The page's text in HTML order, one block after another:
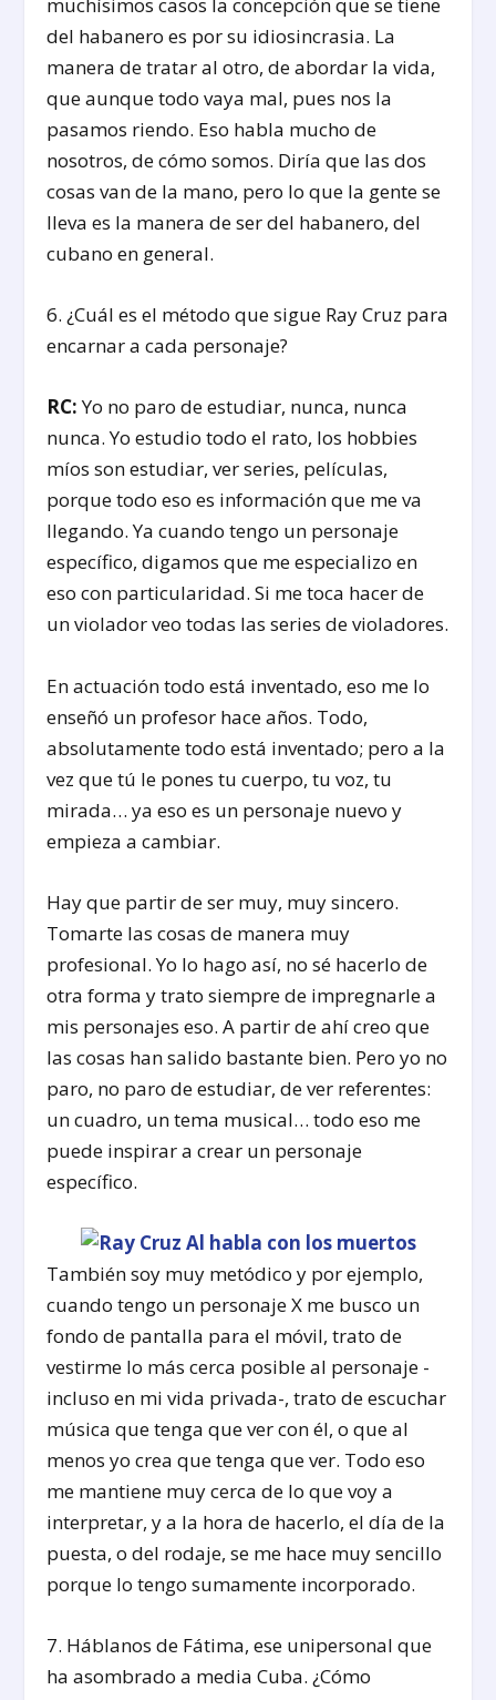
del habanero es por su idiosincrasia. La
manera de tratar al otro, de abordar la vida,
que aunque todo vaya mal, pues nos la
pasamos riendo. Eso habla mucho de
nosotros, de cómo somos. Diría que las dos
cosas van de la mano, pero lo que la gente se
lleva es la manera de ser del habanero, del
cubano en general.
6. ¿Cuál es el método que sigue Ray Cruz para
encarnar a cada personaje?
RC:Yo no paro de estudiar, nunca, nunca
nunca. Yo estudio todo el rato, los hobbies
míos son estudiar, ver series, películas,
porque todo eso es información que me va
llegando. Ya cuando tengo un personaje
específico, digamos que me especializo en
eso con particularidad. Si me toca hacer de
un violador veo todas las series de violadores.
En actuación todo está inventado, eso me lo
enseñó un profesor hace años. Todo,
absolutamente todo está inventado; pero a la
vez que tú le pones tu cuerpo, tu voz, tu
mirada… ya eso es un personaje nuevo y
empieza a cambiar.
Hay que partir de ser muy, muy sincero.
Tomarte las cosas de manera muy
profesional. Yo lo hago así, no sé hacerlo de
otra forma y trato siempre de impregnarle a
mis personajes eso. A partir de ahí creo que
las cosas han salido bastante bien. Pero yo no
paro, no paro de estudiar, de ver referentes:
un cuadro, un tema musical… todo eso me
puede inspirar a crear un personaje
específico.
También soy muy metódico y por ejemplo,
cuando tengo un personaje X me busco un
fondo de pantalla para el móvil, trato de
vestirme lo más cerca posible al personaje -
incluso en mi vida privada-, trato de escuchar
música que tenga que ver con él, o que al
menos yo crea que tenga que ver. Todo eso
me mantiene muy cerca de lo que voy a
interpretar, y a la hora de hacerlo, el día de la
puesta, o del rodaje, se me hace muy sencillo
porque lo tengo sumamente incorporado.
7. Háblanos de Fátima, ese unipersonal que
ha asombrado a media Cuba. ¿Cómo